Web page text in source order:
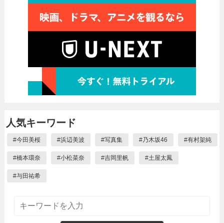
人気キーワード
#今田美桜 #浜辺美波 #写真集 #乃木坂46 #有村架純
#橋本環奈 #小松菜奈 #吉岡里帆 #土屋太鳳
#与田祐希